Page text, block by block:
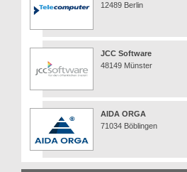
12489 Berlin
JCC Software
48149 Münster
AIDA ORGA
71034 Böblingen